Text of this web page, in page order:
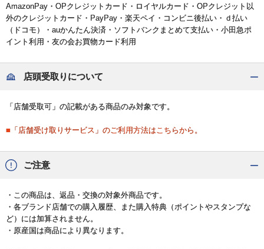
AmazonPay・OPクレジットカード・ロイヤルカード・OPクレジット以
外のクレジットカード・PayPay・楽天ペイ・コンビニ後払い・ｄ払い
（ドコモ）・auかんたん決済・ソフトバンクまとめて支払い・小田急ポ
イント利用・友の会お買物カード利用
店頭受取りについて
「店舗受取可」の記載がある商品のみ対象です。
■「店舗受け取りサービス」のご利用方法はこちらから。
ご注意
・この商品は、返品・交換の対象外商品です。
・各ブランド店舗での購入履歴、また購入特典（ポイントやスタンプな
ど）には加算されません。
・原産国は商品により異なります。